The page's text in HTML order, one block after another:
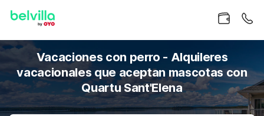
Vacaciones con perro - Alquileres
vacacionales que aceptan mascotas con
Quartu Sant'Elena